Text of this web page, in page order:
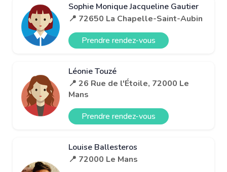
Sophie Monique Jacqueline Gautier
📍 72650 La Chapelle-Saint-Aubin
Prendre rendez-vous
Léonie Touzé
📍 26 Rue de l'Étoile, 72000 Le
Mans
Prendre rendez-vous
Louise Ballesteros
📍 72000 Le Mans